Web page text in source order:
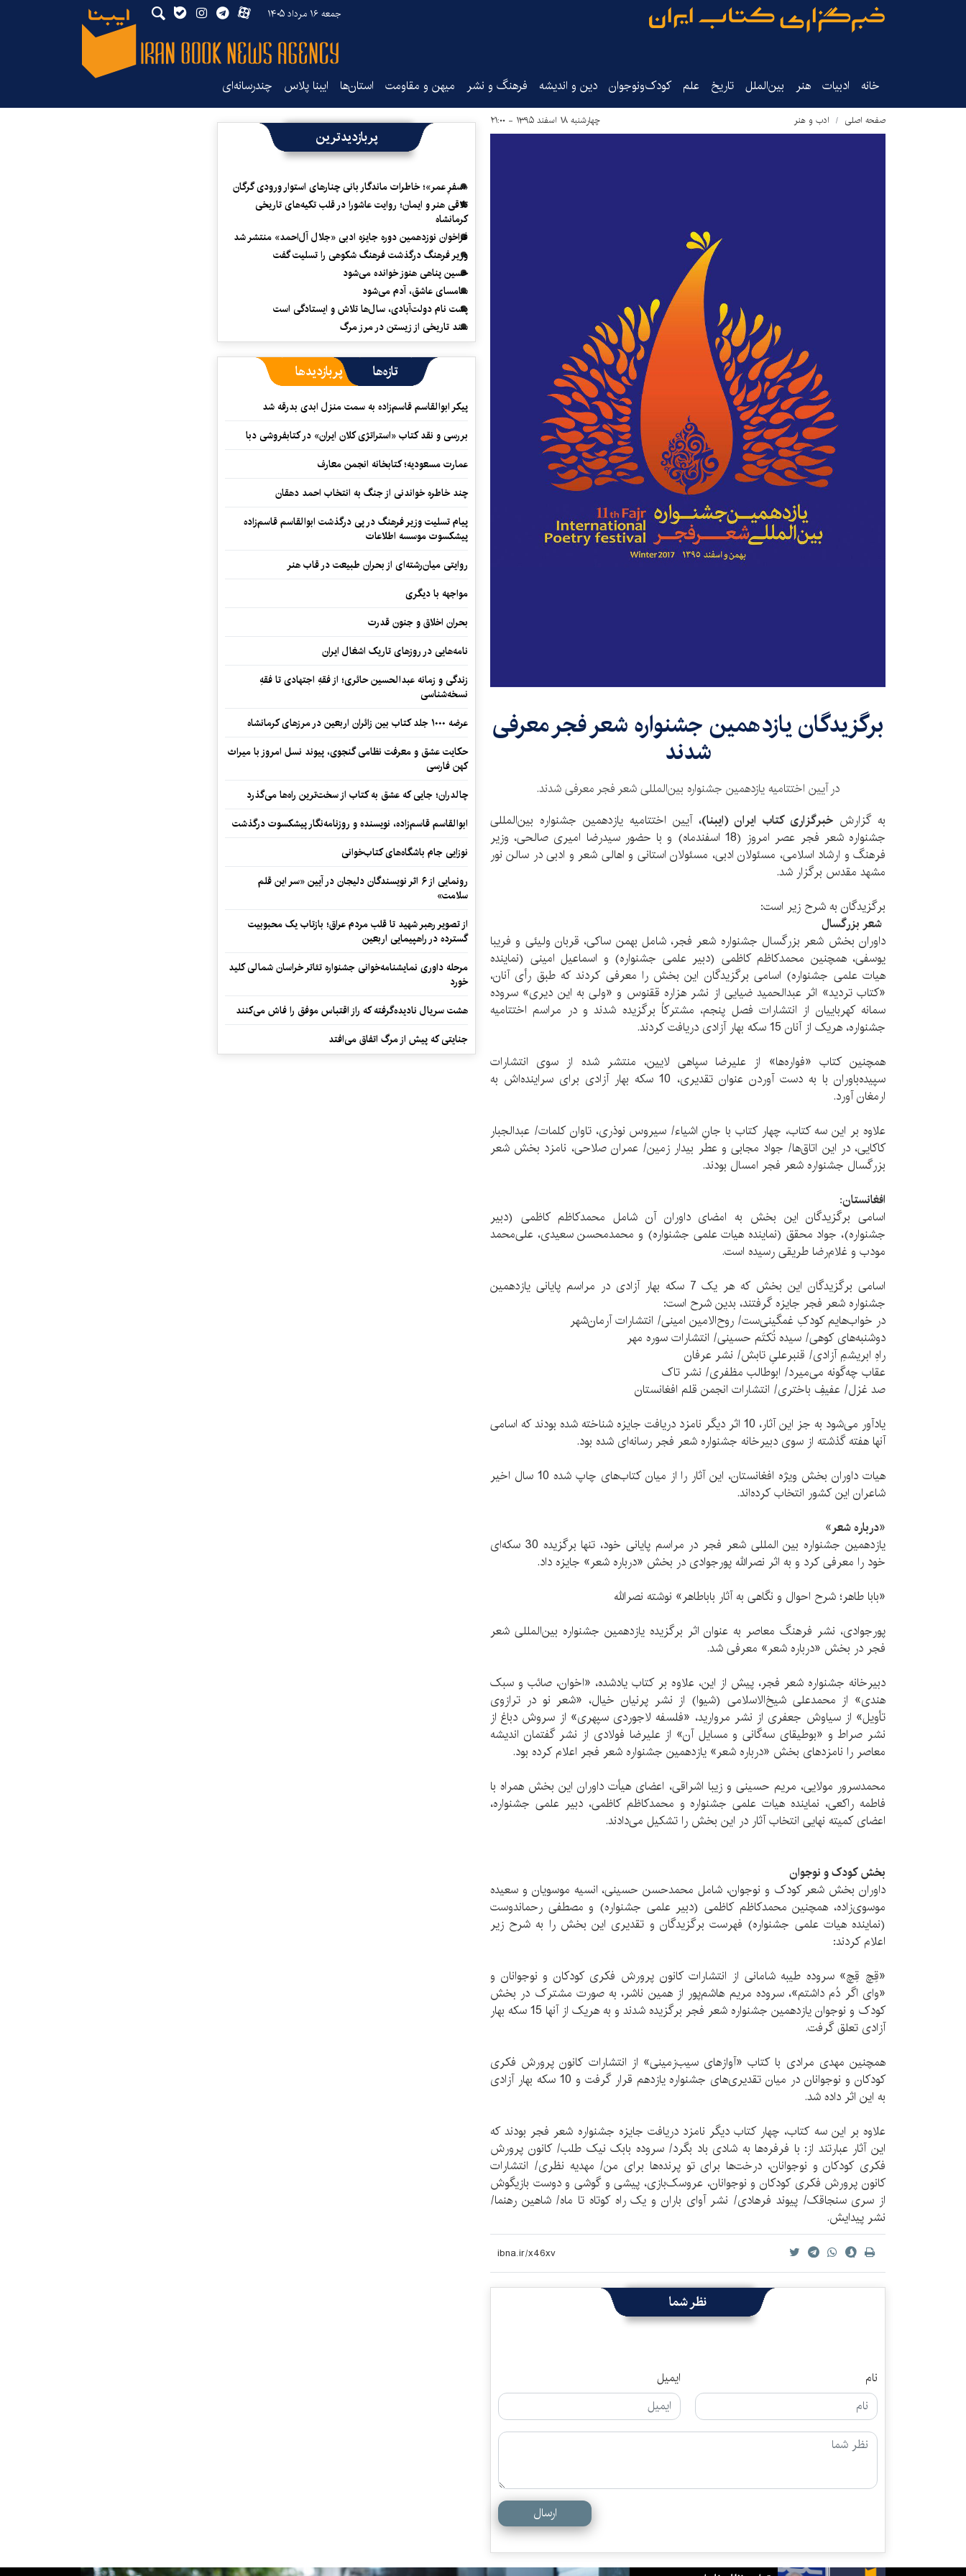
جمعه ۱۶ مرداد ۱۴۰۵
خانه ادبیات هنر بین‌الملل تاریخ‌ علم کودک‌ونوجوان دین و اندیشه فرهنگ و نشر میهن و مقاومت استان‌ها ایبنا پلاس چندرسانه‌ای
صفحه اصلی ادب و هنر چهارشنبه ۱۸ اسفند ۱۳۹۵ - ۲۱:۰۰
برگزیدگان یازدهمین جشنواره شعر فجر معرفی
شدند
در آیین اختتامیه یازدهمین جشنواره بین‌المللی شعر فجر معرفی شدند.
به گزارش خبرگزاری کتاب ایران (ایبنا)، آیین اختتامیه یازدهمین جشنواره بین‌المللی
جشنواره شعر فجر عصر امروز (18 اسفندماه) و با حضور سیدرضا امیری صالحی، وزیر
فرهنگ و ارشاد اسلامی، مسئولان ادبی، مسئولان استانی و اهالی شعر و ادبی در سالن نور
مشهد مقدس برگزار شد.
برگزیدگان به شرح زیر است:
شعر بزرگسال
داوران بخش شعر بزرگسال جشنواره شعر فجر، شامل بهمن ساکی، قربان ولیئی و فریبا
یوسفی، همچنین محمدکاظم کاظمی (دبیر علمی جشنواره) و اسماعیل امینی (نماینده
هیات علمی جشنواره) اسامی برگزیدگان این بخش را معرفی کردند که طبق رأی آنان،
«کتاب تردید» اثر عبدالحمید ضیایی از نشر هزاره ققنوس و «ولی به این دیری» سروده
سمانه کهرباییان از انتشارات فصل پنجم، مشترکاً برگزیده شدند و در مراسم اختتامیه
جشنواره، هریک از آنان 15 سکه بهار آزادی دریافت کردند.
همچنین کتاب «فواره‌ها» از علیرضا سپاهی لایین، منتشر شده از سوی انتشارات
سپیده‌باوران با به دست آوردن عنوان تقدیری، 10 سکه بهار آزادی برای سراینده‌اش به
ارمغان آورد.
علاوه بر این سه کتاب، چهار کتاب با جانِ اشیاء/ سیروس نوذری، تاوان کلمات/ عبدالجبار
کاکایی، در این اتاق‌ها/ جواد مجابی و عطر بیدار زمین/ عمران صلاحی، نامزد بخش شعر
بزرگسال جشنواره شعر فجر امسال بودند.
افغانستان:
اسامی برگزیدگان این بخش به امضای داوران آن شامل محمدکاظم کاظمی (دبیر
جشنواره)،‌ جواد محقق (نماینده هیات علمی جشنواره) و محمدمحسن سعیدی، علی‌محمد
مودب و غلام‌رضا طریقی رسیده است.
اسامی برگزیدگان این بخش که هر یک 7 سکه بهار آزادی در مراسم پایانی یازدهمین
جشنواره شعر فجر جایزه گرفتند، بدین شرح است:
در خواب‌هایم کودکِ غمگینی‌ست/ روح‌الامین امینی/ انتشارات آرمان‌شهر
دوشنبه‌های کوهی/ سیده تُکتَم حسینی/ انتشارات سوره‌ مهر
راهِ ابریشمِ آزادی/ قنبرعلیِ تابش/ نشر عرفان
عقاب‌ چه‌گونه می‌میرد/ ابوطالب مظفری/ نشر تاک
صد غزل/ عفیفِ باختری/ انتشارات انجمن قلم افغانستان
یادآور می‌شود به جز این آثار، 10 اثر دیگر نامزد دریافت جایزه شناخته شده بودند که اسامی
آنها هفته گذشته از سوی دبیرخانه جشنواره شعر فجر رسانه‌ای شده بود.
هیات داوران بخش ویژه افغانستان، این آثار را از میان کتاب‌های چاپ شده 10 سال اخیر
شاعران این کشور انتخاب کرده‌اند.
«درباره شعر»
یازدهمین جشنواره بین المللی شعر فجر در مراسم پایانی خود، تنها برگزیده 30 سکه‌ای
خود را معرفی کرد و به اثر نصرالله پورجوادی در بخش «درباره شعر» جایزه داد.
«بابا طاهر؛ شرح احوال و نگاهی به آثار باباطاهر» نوشته نصرالله
پورجوادی، نشر فرهنگ معاصر به عنوان اثر برگزیده یازدهمین جشنواره بین‌المللی شعر
فجر در بخش «درباره شعر» معرفی شد.
دبیرخانه جشنواره شعر فجر، پیش‌ از این، علاوه بر کتاب یادشده، «اخوان، صائب و سبک
هندی» از محمدعلی شیخ‌الاسلامی (شیوا) از نشر پرنیان خیال، «شعر نو در ترازوی
تأویل» از سیاوش جعفری از نشر مروارید، «فلسفه لاجوردی سپهری» از سروش دباغ از
نشر صراط و «بوطیقای سه‌گانی و مسایل آن» از علیرضا فولادی از نشر گفتمان اندیشه
معاصر را نامزدهای بخش «درباره شعر» یازدهمین جشنواره شعر فجر اعلام کرده بود.
محمدسرور مولایی، مریم حسینی و زیبا اشراقی، اعضای هیأت داوران این بخش همراه با
فاطمه راکعی، نماینده هیات علمی جشنواره و محمدکاظم کاظمی، دبیر علمی جشنواره،
اعضای کمیته نهایی انتخاب آثار در این بخش را تشکیل می‌دادند.
بخش کودک و نوجوان
داوران بخش شعر کودک و نوجوان، شامل محمدحسن حسینی، انسیه موسویان و سعیده
موسوی‌زاده، همچنین محمدکاظم کاظمی (دبیر علمی جشنواره) و مصطفی رحماندوست
(نماینده هیات علمی جشنواره) فهرست برگزیدگان و تقدیری این بخش را به شرح زیر
اعلام کردند:
«قِچ قِچ» سروده طیبه شامانی از انتشارات کانون پرورش فکری کودکان و نوجوانان و
«وای اگر دُم داشتم»، سروده مریم هاشم‌پور از همین ناشر، به صورت مشترک در بخش
کودک و نوجوان یازدهمین جشنواره شعر فجر برگزیده شدند و به هریک از آنها 15 سکه بهار
آزادی تعلق گرفت.
همچنین مهدی مرادی با کتاب «آوازهای سیب‌زمینی» از انتشارات کانون پرورش فکری
کودکان و نوجوانان در میان تقدیری‌های جشنواره یازدهم قرار گرفت و 10 سکه بهار آزادی
به این اثر داده شد.
علاوه بر این سه کتاب، چهار کتاب دیگر نامزد دریافت جایزه جشنواره شعر فجر بودند که
این آثار عبارتند از: با فرفره‌ها به شادی باد بگرد/ سروده بابک نیک طلب/ کانون پرورش
فکری کودکان و نوجوانان، درخت‌ها برای تو پرنده‌ها برای من/ مهدیه نظری/ انتشارات
کانون پرورش فکری کودکان و نوجوانان، عروسک‌بازی، پیشی و گوشی و دوست بازیگوش
از سری سنجاقک/ پیوند فرهادی/ نشر آوای باران و یک راه کوتاه تا ماه/ شاهین رهنما/
نشر پیدایش.
نظر شما
نام ایمیل
ارسال
پربازدیدترین
«سفرِ عمر»؛ خاطرات ماندگار بانی چنارهای استوار ورودی گرگان
تلاقی هنر و ایمان؛ روایت عاشورا در قلب تکیه‌های تاریخی
کرمانشاه
فراخوان نوزدهمین دوره جایزه ادبی «جلال آل‌احمد» منتشر شد
وزیر فرهنگ درگذشت فرهنگ شکوهی را تسلیت گفت
حسین پناهی هنوز خوانده می‌شود
سامسای عاشق، آدم می‌شود
پشت نام دولت‌آبادی، سال‌ها تلاش و ایستادگی است
سند تاریخی از زیستن در مرز مرگ
تازه‌ها پربازدیدها
پیکر ابوالقاسم قاسم‌زاده به سمت منزل ابدی بدرقه شد
بررسی و نقد کتاب «استراتژی کلان ایران» در کتابفروشی دبا
عمارت مسعودیه؛ کتابخانه انجمن معارف
چند خاطره خواندنی از جنگ به انتخاب احمد دهقان
پیام تسلیت وزیر فرهنگ در پی درگذشت ابوالقاسم قاسم‌زاده
پیشکسوت موسسه اطلاعات
روایتی میان‌رشته‌ای از بحران طبیعت در قاب هنر
مواجهه با دیگری
بحران اخلاق و جنون قدرت
نامه‌هایی در روزهای تاریک اشغال ایران
زندگی و زمانه عبدالحسین حائری؛ از فقهِ اجتهادی تا فقهِ
نسخه‌شناسی
عرضه ۱۰۰۰ جلد کتاب بین زائران اربعین در مرزهای کرمانشاه
حکایت عشق و معرفت نظامی گنجوی، پیوند نسل امروز با میراث
کهن فارسی
چالدران؛ جایی که عشق به کتاب از سخت‌ترین راه‌ها می‌گذرد
ابوالقاسم قاسم‌زاده، نویسنده و روزنامه‌نگار پیشکسوت درگذشت
نوزایی جام باشگاه‌های کتاب‌خوانی
رونمایی از ۶ اثر نویسندگان دلیجان در آیین «سر این قلم
سلامت»
از تصویر رهبر شهید تا قلب مردم عراق؛ بازتاب یک محبوبیت
گسترده در راهپیمایی اربعین
مرحله داوری نمایشنامه‌خوانی جشنواره تئاتر خراسان شمالی کلید
خورد
هشت سریال نادیده‌گرفته که راز اقتباس موفق را فاش می‌کنند
جنایتی که پیش از مرگ اتفاق می‌افتد